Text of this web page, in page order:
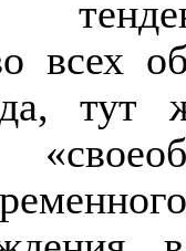
всех
тут